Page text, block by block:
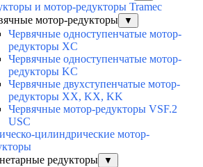
и мотор-редукторы Tramec
мотор-редукторы
▼
Червячные одноступенчатые мотор-
редукторы XC
Червячные одноступенчатые мотор-
редукторы KC
Червячные двухступенчатые мотор-
редукторы XX, KX, KK
Червячные мотор-редукторы VSF.2
USC
цилиндрические мотор-
редукторы
▼